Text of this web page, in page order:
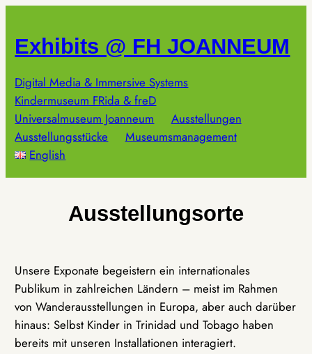
springen
Exhibits @ FH JOANNEUM
Digital Media & Immersive Systems
Kindermuseum FRida & freD
Universalmuseum Joanneum
Ausstellungen
Ausstellungsstücke
Museumsmanagement
English
Ausstellungsorte
Unsere Exponate begeistern ein internationales
Publikum in zahlreichen Ländern – meist im Rahmen
von Wanderausstellungen in Europa, aber auch darüber
hinaus: Selbst Kinder in Trinidad und Tobago haben
bereits mit unseren Installationen interagiert.